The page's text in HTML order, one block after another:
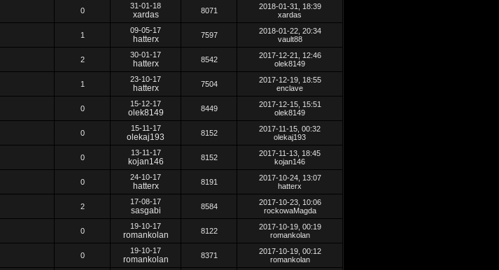
0
31-01-18
xardas 8071
2018-01-31, 18:39
xardas
1
09-05-17
hatterx 7597
2018-01-22, 20:34
vault88
2
30-01-17
hatterx 8542
2017-12-21, 12:46
olek8149
1
23-10-17
hatterx 7504
2017-12-19, 18:55
enclave
0
15-12-17
olek8149 8449
2017-12-15, 15:51
olek8149
0
15-11-17
olekaj193 8152
2017-11-15, 00:32
olekaj193
0
13-11-17
kojan146 8152
2017-11-13, 18:45
kojan146
0
24-10-17
hatterx 8191
2017-10-24, 13:07
hatterx
2
17-08-17
sasgabi 8584
2017-10-23, 10:06
rockowaMagda
0
19-10-17
romankolan 8122
2017-10-19, 00:19
romankolan
0
19-10-17
romankolan 8371
2017-10-19, 00:12
romankolan